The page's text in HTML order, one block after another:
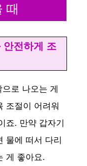
때
안전하게 조
로 나오는 게
조절이 어려워
죠. 만약 갑자기
물에 떠서 다리
게 좋아요.